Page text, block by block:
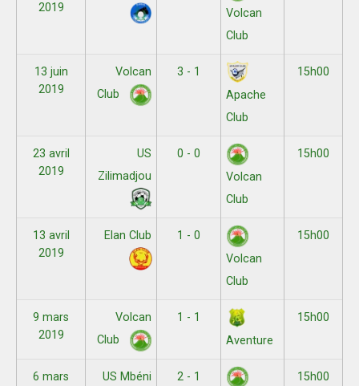
2019
Volcan
Club
13 juin
2019
Volcan
Club
3 - 1
Apache
Club
15h00
23 avril
2019
US
Zilimadjou
0 - 0
Volcan
Club
15h00
13 avril
2019
Elan Club
1 - 0
Volcan
Club
15h00
9 mars
2019
Volcan
Club
1 - 1
Aventure
15h00
6 mars
US Mbéni
2 - 1
15h00